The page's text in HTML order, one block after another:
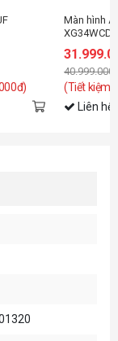
Màn hình
Android 14
(Tiết kiệm:
Liên hệ